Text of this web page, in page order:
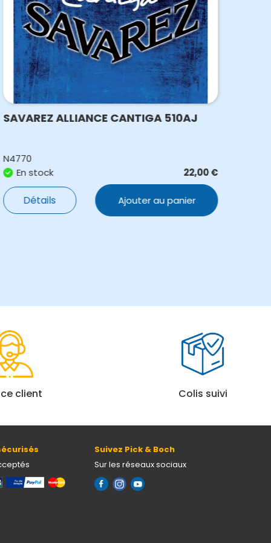
SAVAREZ ALLIANCE CANTIGA 510AJ
N4770
En stock
22,00€
Détails Ajouter au panier
client Colis suivi
Suivez Pick & Boch
Sur les réseaux sociaux